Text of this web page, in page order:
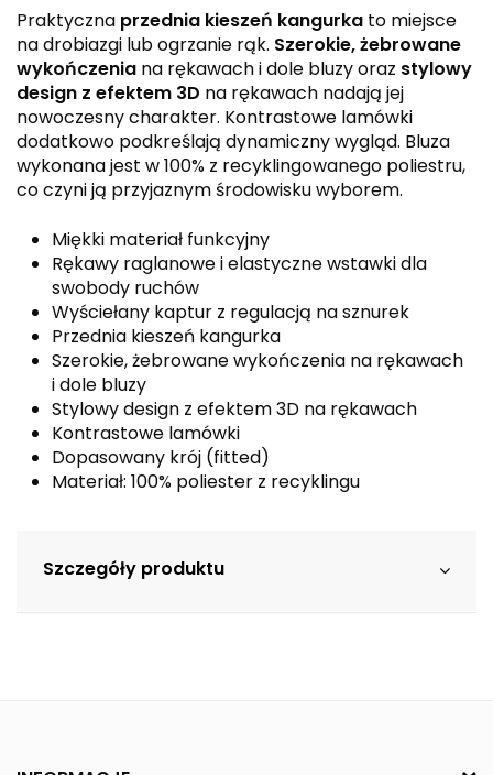
Praktyczna przednia kieszeń kangurka to miejsce
na drobiazgi lub ogrzanie rąk. Szerokie, żebrowane
wykończenia na rękawach i dole bluzy oraz stylowy
design z efektem 3D na rękawach nadają jej
nowoczesny charakter. Kontrastowe lamówki
dodatkowo podkreślają dynamiczny wygląd. Bluza
wykonana jest w 100% z recyklingowanego poliestru,
co czyni ją przyjaznym środowisku wyborem.
Miękki materiał funkcyjny
Rękawy raglanowe i elastyczne wstawki dla
swobody ruchów
Wyściełany kaptur z regulacją na sznurek
Przednia kieszeń kangurka
Szerokie, żebrowane wykończenia na rękawach
i dole bluzy
Stylowy design z efektem 3D na rękawach
Kontrastowe lamówki
Dopasowany krój (fitted)
Materiał: 100% poliester z recyklingu
Szczegóły produktu